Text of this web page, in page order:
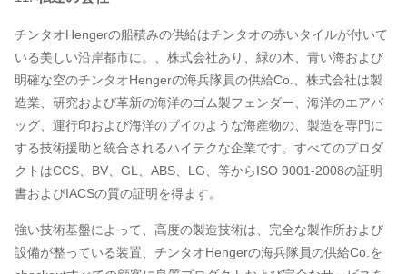
チンタオHengerの船積みの供給はチンタオの赤いタイルが付いて
いる美しい沿岸都市に。、株式会社あり、緑の木、青い海および
明確な空のチンタオHengerの海兵隊員の供給Co.、株式会社は製
造業、研究および革新の海洋のゴム製フェンダー、海洋のエアバ
ッグ、運行印および海洋のブイのような海産物の、製造を専門に
する技術援助と統合されるハイテクな企業です。すべてのプロダ
クトはCCS、BV、GL、ABS、LG、等からISO 9001-2008の証明
書およびIACSの質の証明を得ます。
強い技術基盤によって、高度の製造技術は、完全な製作所および
設備が整っている装置、チンタオHengerの海兵隊員の供給Co.を